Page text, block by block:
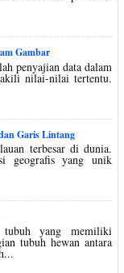
Gambar
penyajian data dalam
nilai-nilai tertentu.
Garis Lintang
terbesar di dunia.
geografis yang unik
tubuh yang memiliki
tubuh hewan antara